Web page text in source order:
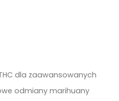
dla zaawansowanych
odmiany marihuany